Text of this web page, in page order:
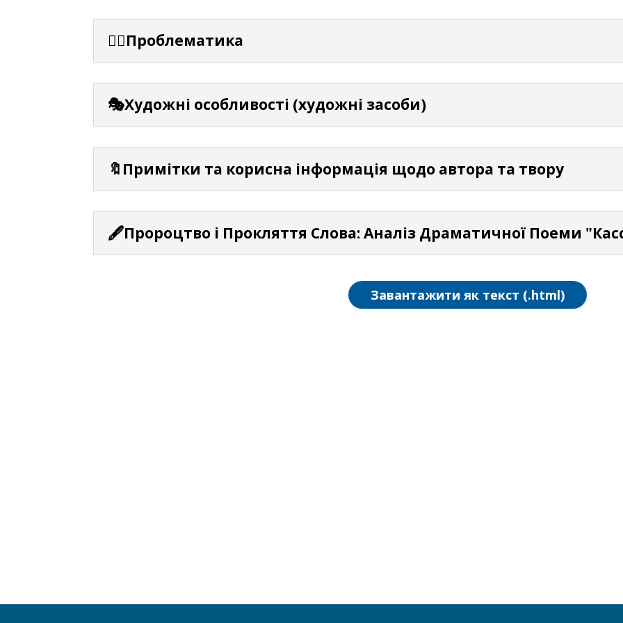
⛓️‍💥Проблематика
🎭Художні особливості (художні засоби)
🔖Примітки та корисна інформація щодо автора та твору
🖋️Пророцтво і Прокляття Слова: Аналіз Драматичної Поеми
Завантажити як текст (.html)